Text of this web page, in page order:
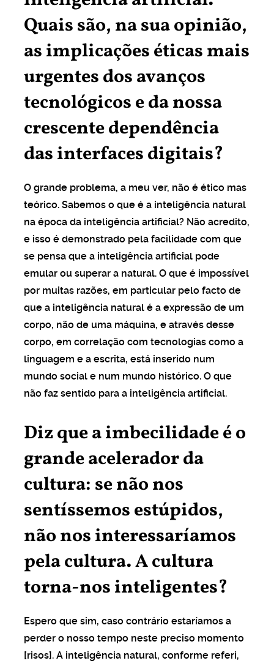
Quais são, na sua opinião,
as implicações éticas mais
urgentes dos avanços
tecnológicos e da nossa
crescente dependência
das interfaces digitais?
O grande problema, a meu ver, não é ético mas
teórico. Sabemos o que é a inteligência natural
na época da inteligência artificial? Não acredito,
e isso é demonstrado pela facilidade com que
se pensa que a inteligência artificial pode
emular ou superar a natural. O que é impossível
por muitas razões, em particular pelo facto de
que a inteligência natural é a expressão de um
corpo, não de uma máquina, e através desse
corpo, em correlação com tecnologias como a
linguagem e a escrita, está inserido num
mundo social e num mundo histórico. O que
não faz sentido para a inteligência artificial.
Diz que a imbecilidade é o
grande acelerador da
cultura: se não nos
sentíssemos estúpidos,
não nos interessaríamos
pela cultura. A cultura
torna-nos inteligentes?
Espero que sim, caso contrário estaríamos a
perder o nosso tempo neste preciso momento
[risos]. A inteligência natural, conforme referi,